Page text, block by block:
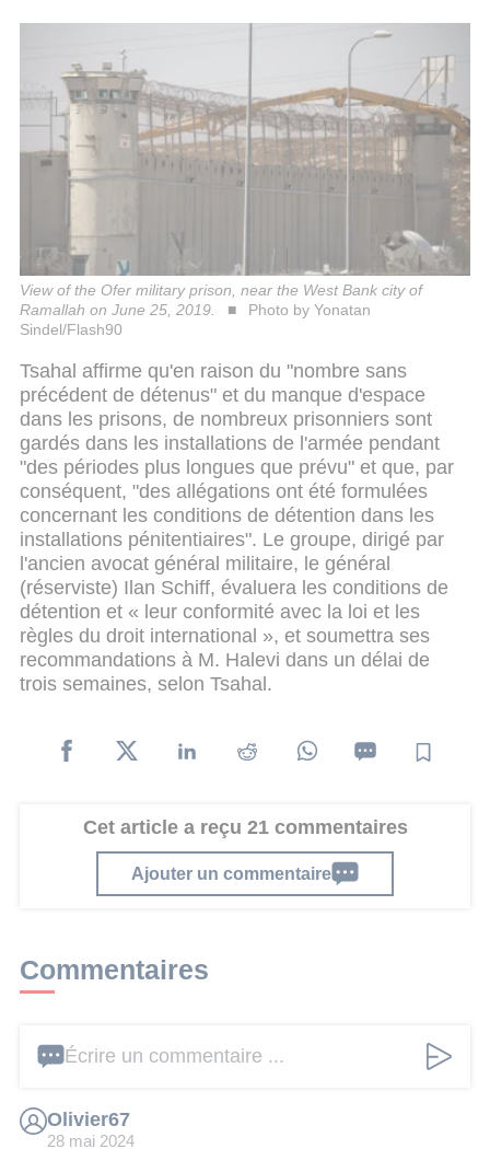
View of the Ofer military prison, near the West Bank city of
Ramallah on June 25, 2019.
Photo by Yonatan
Sindel/Flash90
Tsahal affirme qu'en raison du "nombre sans
précédent de détenus" et du manque d'espace
dans les prisons, de nombreux prisonniers sont
gardés dans les installations de l'armée pendant
"des périodes plus longues que prévu" et que, par
conséquent, "des allégations ont été formulées
concernant les conditions de détention dans les
installations pénitentiaires". Le groupe, dirigé par
l'ancien avocat général militaire, le général
(réserviste) Ilan Schiff, évaluera les conditions de
détention et « leur conformité avec la loi et les
règles du droit international », et soumettra ses
recommandations à M. Halevi dans un délai de
trois semaines, selon Tsahal.
Cet article a reçu 21 commentaires
Ajouter un commentaire
Commentaires
Écrire un commentaire ...
Olivier67
28 mai 2024